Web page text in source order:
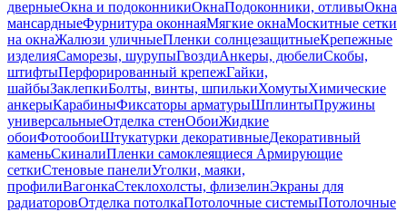
дверныеОкна и подоконникиОкнаПодоконники, отливыОкна
мансардныеФурнитура оконнаяМягкие окнаМоскитные сетки
на окнаЖалюзи уличныеПленки солнцезащитныеКрепежные
изделияСаморезы, шурупыГвоздиАнкеры, дюбелиСкобы,
штифтыПерфорированный крепежГайки,
шайбыЗаклепкиБолты, винты, шпилькиХомутыХимические
анкерыКарабиныФиксаторы арматурыШплинтыПружины
универсальныеОтделка стенОбоиЖидкие
обоиФотообоиШтукатурки декоративныеДекоративный
каменьСкиналиПленки самоклеящиеся Армирующие
сеткиСтеновые панелиУголки, маяки,
профилиВагонкаСтеклохолсты, флизелинЭкраны для
радиаторовОтделка потолкаПотолочные системыПотолочные